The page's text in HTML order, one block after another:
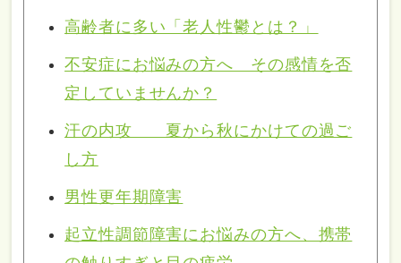
高齢者に多い「老人性鬱とは？」
不安症にお悩みの方へ その感情を否
定していませんか？
汗の内攻 夏から秋にかけての過ご
し方
男性更年期障害
起立性調節障害にお悩みの方へ、携帯